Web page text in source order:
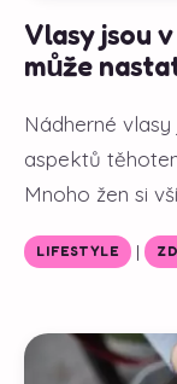
Vlasy jsou
může
Nádherné
aspektů
Mnoho žen si
LIFESTYLE |